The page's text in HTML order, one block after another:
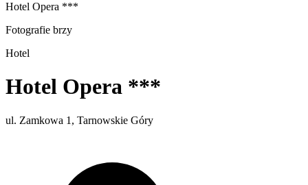
Hotel Opera ***
Fotografie brzy
Hotel
Hotel Opera ***
ul. Zamkowa 1, Tarnowskie Góry